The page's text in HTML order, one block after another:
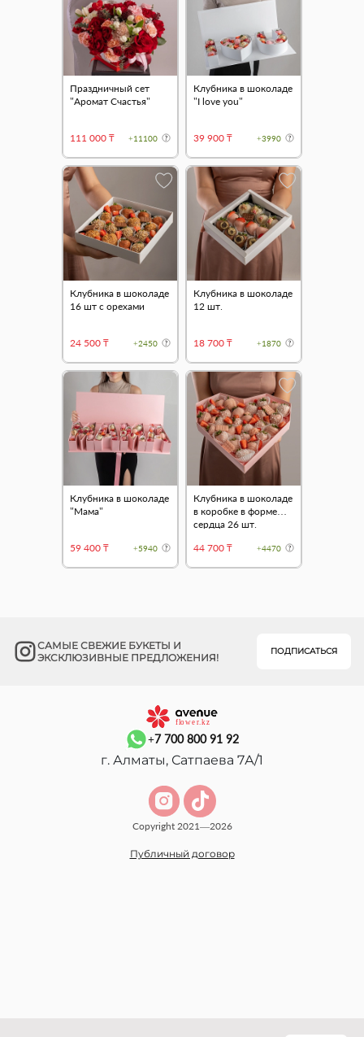
Праздничный сет
"Аромат Счастья"
111 000 ₸ +11100
Клубника в шоколаде
"I love you"
39 900 ₸ +3990
Клубника в шоколаде
16 шт с орехами
24 500 ₸ +2450
Клубника в шоколаде
12 шт.
18 700 ₸ +1870
Клубника в шоколаде
"Мама"
59 400 ₸ +5940
Клубника в шоколаде
в коробке в форме
сердца 26 шт.
44 700 ₸
+4470
САМЫЕ СВЕЖИЕ БУКЕТЫ И
ЭКСКЛЮЗИВНЫЕ ПРЕДЛОЖЕНИЯ!
ПОДПИСАТЬСЯ
+7 700 800 91 92
г. Алматы, Сатпаева 7А/1
Copyright 2021—2026
Публичный договор